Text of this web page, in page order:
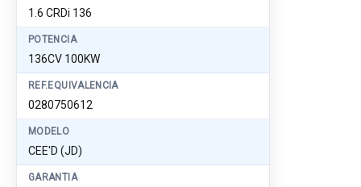
1.6 CRDi 136
POTENCIA
136CV 100KW
REF.EQUIVALENCIA
0280750612
MODELO
CEE'D (JD)
GARANTIA